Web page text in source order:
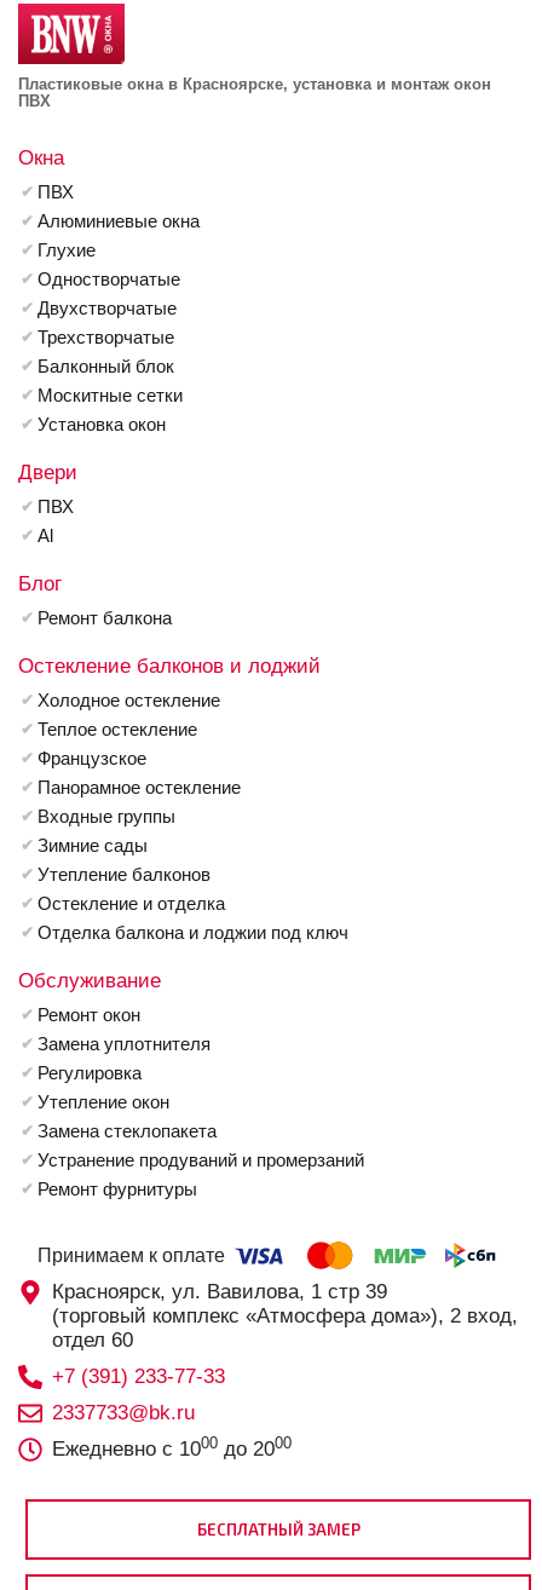
Пластиковые окна в Красноярске, установка и монтаж окон
ПВХ
Окна
ПВХ
Алюминиевые окна
Глухие
Одностворчатые
Двухстворчатые
Трехстворчатые
Балконный блок
Москитные сетки
Установка окон
Двери
ПВХ
Al
Блог
Ремонт балкона
Остекление балконов и лоджий
Холодное остекление
Теплое остекление
Французское
Панорамное остекление
Входные группы
Зимние сады
Утепление балконов
Остекление и отделка
Отделка балкона и лоджии под ключ
Обслуживание
Ремонт окон
Замена уплотнителя
Регулировка
Утепление окон
Замена стеклопакета
Устранение продуваний и промерзаний
Ремонт фурнитуры
Принимаем к оплате
Красноярск, ул. Вавилова, 1 стр 39
(торговый комплекс «Атмосфера дома»), 2 вход,
отдел 60
+7 (391) 233-77-33
2337733@bk.ru
Ежедневно с 1000 до 2000
БЕСПЛАТНЫЙ ЗАМЕР